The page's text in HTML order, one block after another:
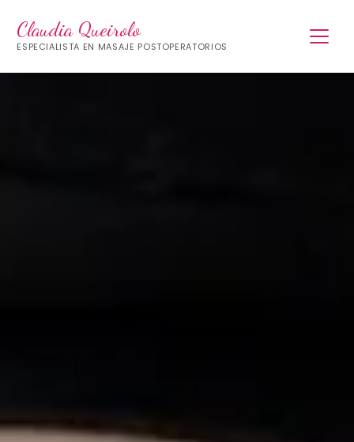
Claudia Queirolo
ESPECIALISTA EN MASAJE POSTOPERATORIOS